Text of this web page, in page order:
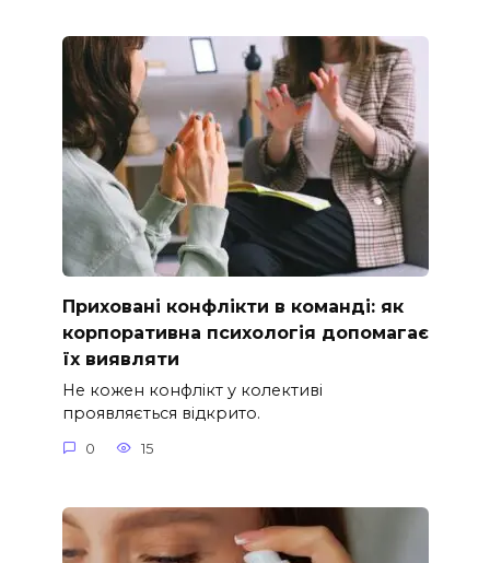
Приховані конфлікти в команді: як
корпоративна психологія допомагає
їх виявляти
Не кожен конфлікт у колективі
проявляється відкрито.
0 15